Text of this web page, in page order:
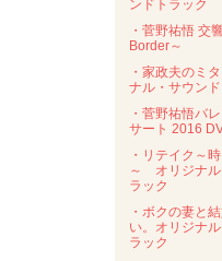
ンドトラック
・菅野祐悟 交
Border～
・家政夫のミ
ナル・サウン
・菅野祐悟バ
サート 2016
・リテイク～
～ オリジナル
ラック
・ボクの妻と
い。オリジナ
ラック